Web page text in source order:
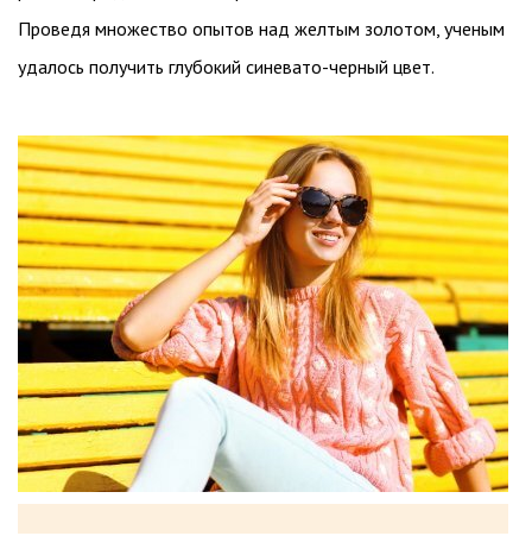
Проведя множество опытов над желтым золотом, ученым
удалось получить глубокий синевато-черный цвет.